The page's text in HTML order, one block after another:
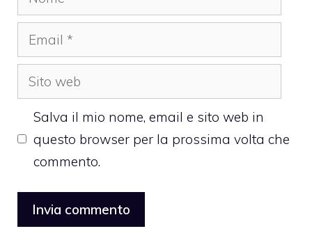
Email
Sito
web
Salva il mio nome, email e sito web in
questo browser per la prossima volta che
commento.